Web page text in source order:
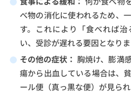
べ物の消化に使われるため、
す。これにより「食べれば
い、受診が遅れる要因となりま
その他の症状： 胸焼け、膨満
瘍から出血している場合は、
ール便（真っ黒な便）が見られ